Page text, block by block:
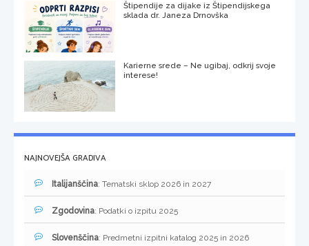
Štipendije za dijake iz Štipendijskega
sklada dr. Janeza Drnovška
Karierne srede – Ne ugibaj, odkrij svoje
interese!
NAJNOVEJŠA GRADIVA
Italijanščina: Tematski sklop 2026 in 2027
Zgodovina: Podatki o izpitu 2025
Slovenščina: Predmetni izpitni katalog 2025 in 2026